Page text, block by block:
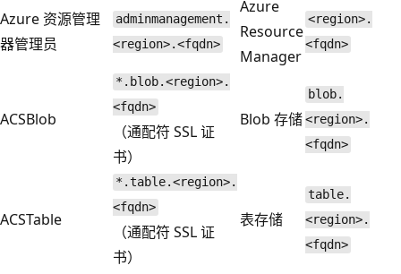
Azure 资源管理
器管理员
adminmanagement.
<region>.<fqdn>
Azure
Resource
Manager
<region>.
<fqdn>
ACSBlob
*.blob.<region>.
<fqdn>
（通配符 SSL 证
书）
Blob 存储
blob.
<region>.
<fqdn>
ACSTable
*.table.<region>.
<fqdn>
（通配符 SSL 证
书）
表存储
table.
<region>.
<fqdn>